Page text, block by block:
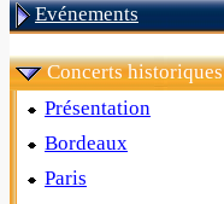
Evénements
Concerts historiques
Présentation
Bordeaux
Paris